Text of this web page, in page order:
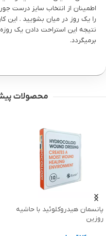
اطمینان از انتخاب سایز درست
را یک روز در میان بشویید . این
نتیجه این استراحت دادن یک
برمیگردد.
محصولات
هیدروکلوئید با حاشیه